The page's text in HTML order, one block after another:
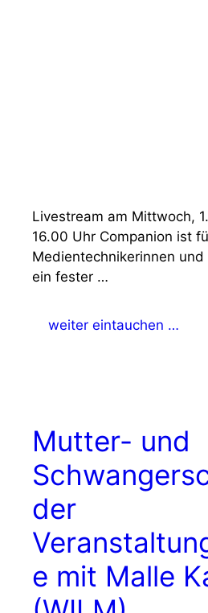
Livestream am Mittwoch,
16.00 Uhr Companion ist
Medientechnikerinnen
ein fester …
weiter eintauchen …
Mutter- und
der
e mit Malle